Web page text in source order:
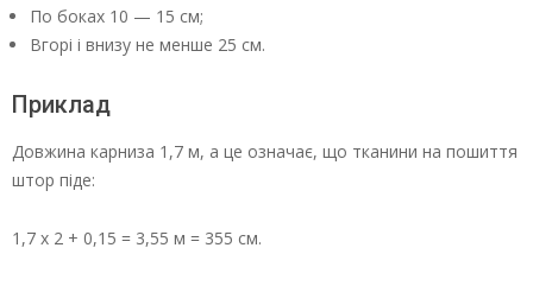
По боках 10 — 15 см;
Вгорі і внизу не менше 25 см.
Приклад
Довжина карниза 1,7 м, а це означає, що тканини на пошиття
штор піде:
1,7 х 2 + 0,15 = 3,55 м = 355 см.